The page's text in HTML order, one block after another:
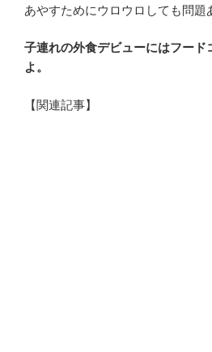
あやすためにウロウロしても問題
子連れの外食デビューにはフード
よ。
【関連記事】